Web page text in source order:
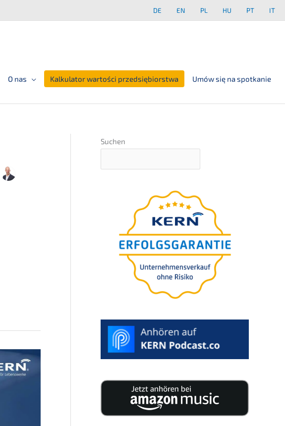
DE EN PL HU PT IT
O nas Kalkulator wartości przedsiębiorstwa Umów się na spotkanie
Suchen